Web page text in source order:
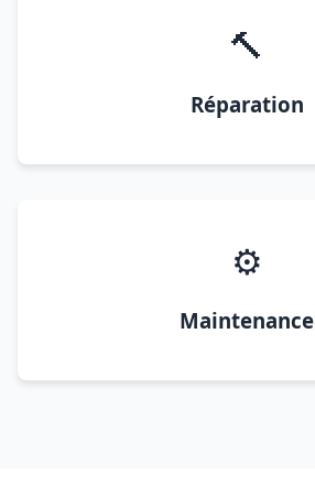
🔨
Réparation
⚙️
Maintenance